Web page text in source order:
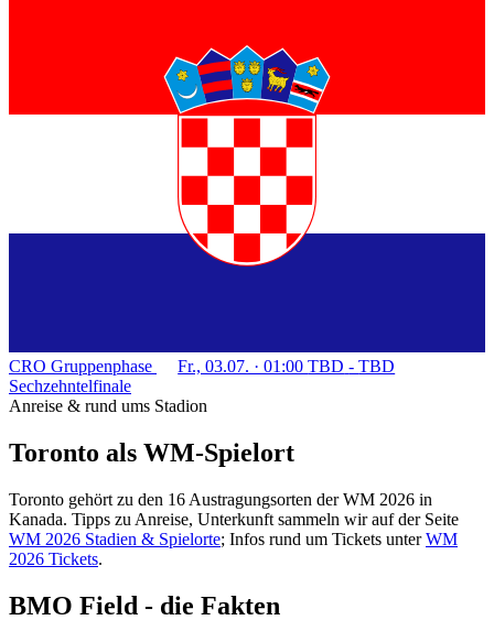
CRO Gruppenphase Fr., 03.07. · 01:00TBD -TBD
Sechzehntelfinale
Anreise & rund ums Stadion
Toronto als WM-Spielort
Toronto gehört zu den 16 Austragungsorten der WM 2026 in
Kanada. Tipps zu Anreise, Unterkunft sammeln wir auf der Seite
WM 2026 Stadien & Spielorte; Infos rund um Tickets unterWM
2026 Tickets.
BMO Field - die Fakten